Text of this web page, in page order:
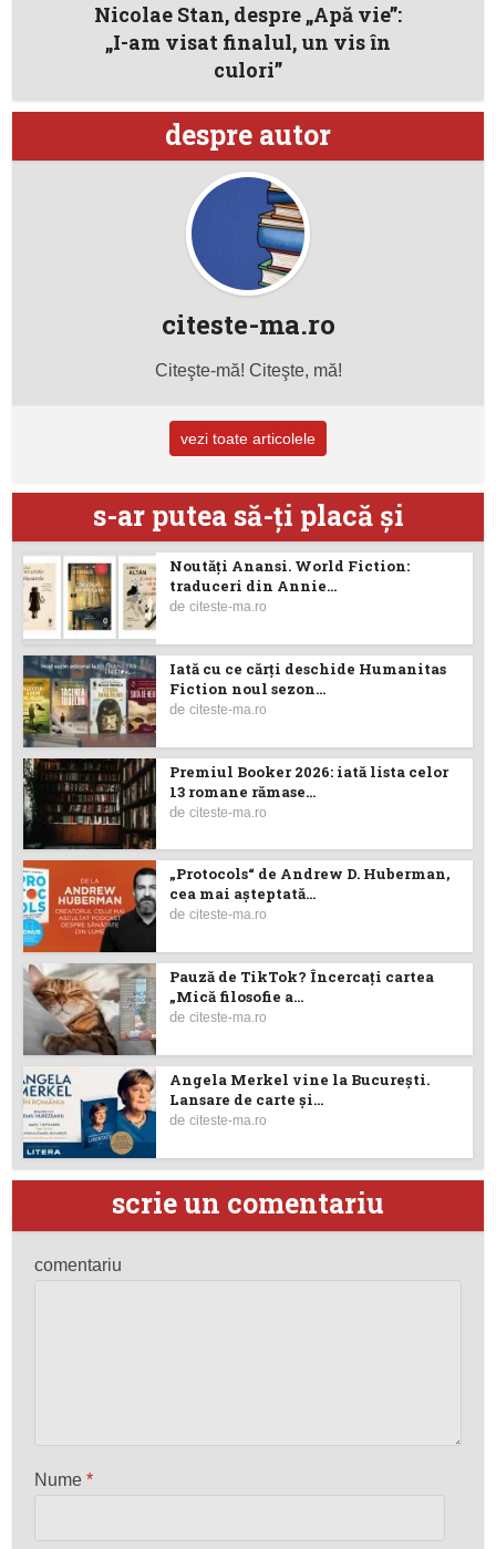
Nicolae Stan, despre „Apă vie”:
„I-am visat finalul, un vis în
culori”
despre autor
citeste-ma.ro
Citeşte-mă! Citeşte, mă!
vezi toate articolele
s-ar putea să-ţi placă şi
Noutăţi Anansi. World Fiction:
traduceri din Annie...
deciteste-ma.ro
Iată cu ce cărţi deschide Humanitas
Fiction noul sezon...
deciteste-ma.ro
Premiul Booker 2026: iată lista celor
13 romane rămase...
deciteste-ma.ro
„Protocols“ de Andrew D. Huberman,
cea mai așteptată...
deciteste-ma.ro
Pauză de TikTok? Încercaţi cartea
„Mică filosofie a...
deciteste-ma.ro
Angela Merkel vine la București.
Lansare de carte şi...
deciteste-ma.ro
scrie un comentariu
comentariu
Nume*